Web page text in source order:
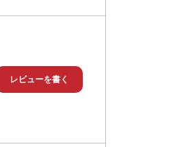
レビューを書く